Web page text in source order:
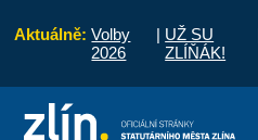
Aktuálně: Volby
2026
| UŽ SU
ZLÍŇÁK!